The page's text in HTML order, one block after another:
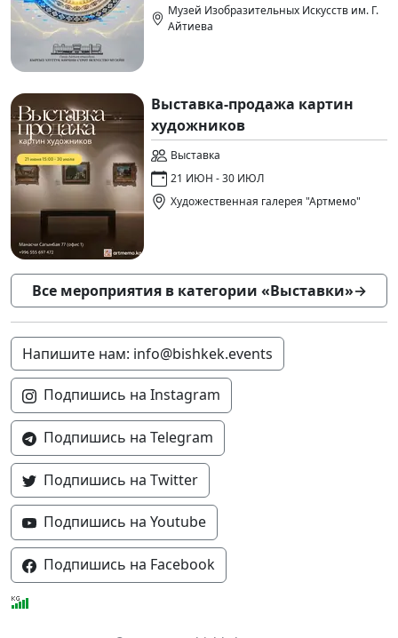
Музей Изобразительных Искусств им. Г.
Айтиева
Выставка-продажа картин
художников
Выставка
21 ИЮН - 30 ИЮЛ
Художественная галерея "Артмемо"
Все мероприятия в категории «Выставки»→
Напишите нам: info@bishkek.events
Подпишись на Instagram
Подпишись на Telegram
Подпишись на Twitter
Подпишись на Youtube
Подпишись на Facebook